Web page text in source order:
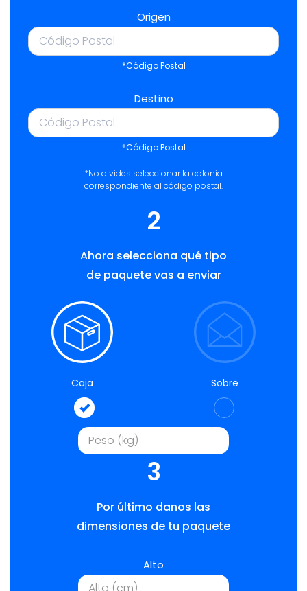
Origen
*Código Postal
Destino
*Código Postal
*No olvides seleccionar la colonia
correspondiente al código postal.
2
Ahora selecciona qué tipo
de paquete vas a enviar
Caja Sobre
3
Por último danos las
dimensiones de tu paquete
Alto